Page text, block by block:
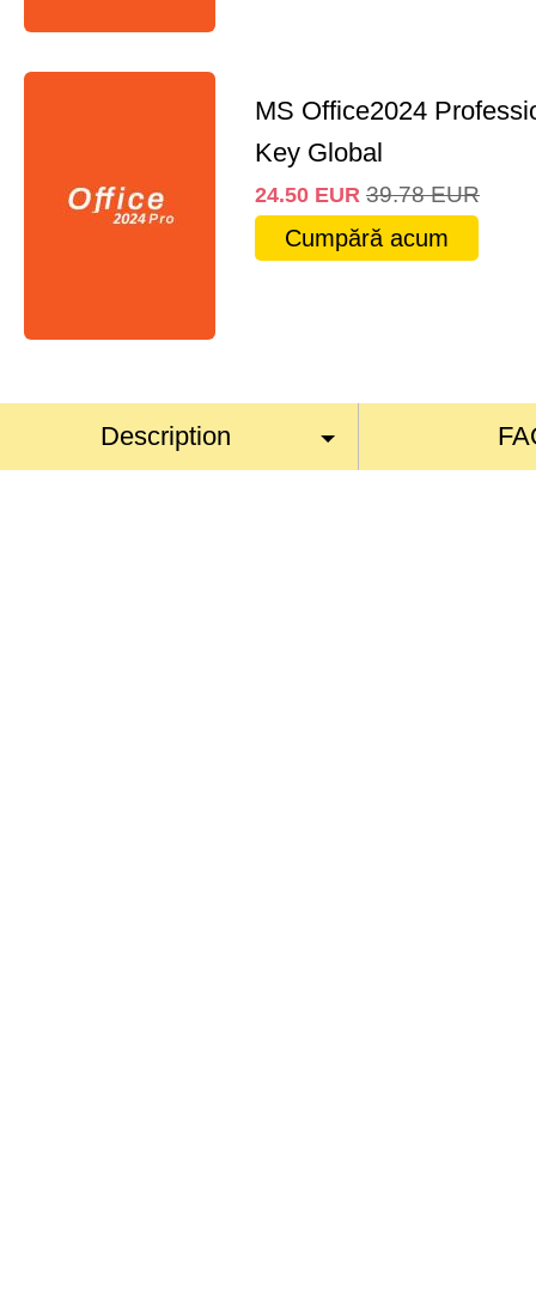
MS Office2024
Key Global
24.50 EUR 39.78 EUR
Cumpără acum
Description